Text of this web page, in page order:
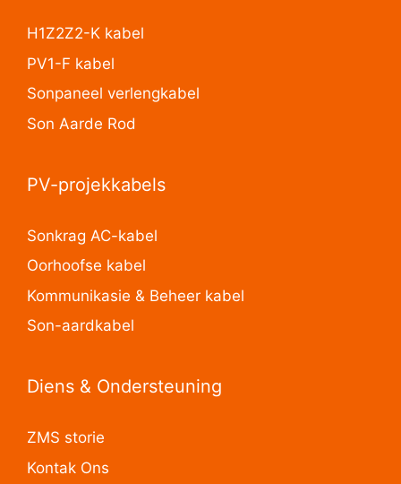
H1Z2Z2-K kabel
PV1-F kabel
Sonpaneel verlengkabel
Son Aarde Rod
PV-projekkabels
Sonkrag AC-kabel
Oorhoofse kabel
Kommunikasie & Beheer kabel
Son-aardkabel
Diens & Ondersteuning
ZMS storie
Kontak Ons